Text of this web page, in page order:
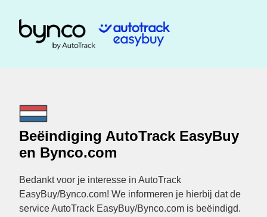
Beëindiging AutoTrack EasyBuy
en Bynco.com
Bedankt voor je interesse in AutoTrack
EasyBuy/Bynco.com! We informeren je hierbij dat de
service AutoTrack EasyBuy/Bynco.com is beëindigd.